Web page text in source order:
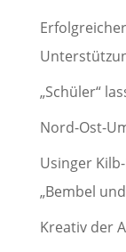
„Schüler“
Nord-Ost-
Usinger
„Bembel
Kreativ der